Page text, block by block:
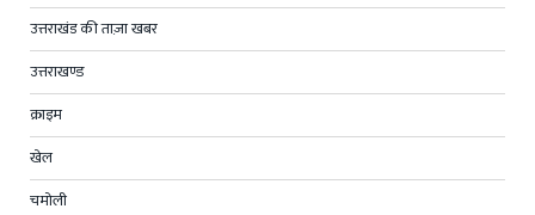
उत्तराखंड की ताज़ा खबर
उत्तराखण्ड
क्राइम
खेल
चमोली